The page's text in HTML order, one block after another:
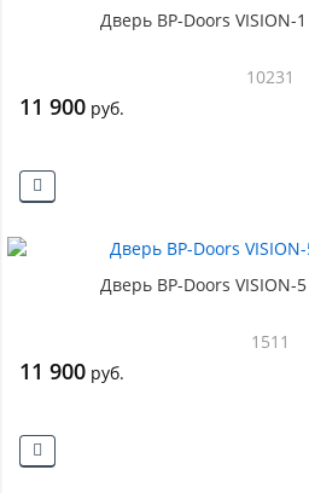
Дверь BP-Doors VISION-
10231
11 900 руб.
Дверь BP-Doors VISION-
1511
11 900 руб.